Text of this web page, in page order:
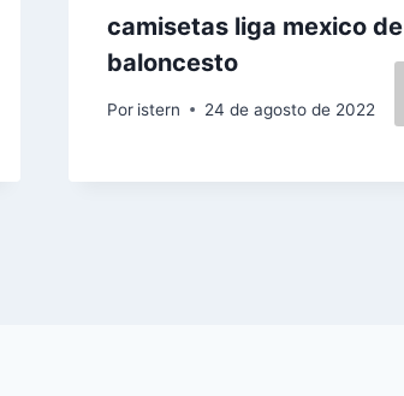
camisetas liga mexico de
baloncesto
Por istern 24 de agosto de 2022